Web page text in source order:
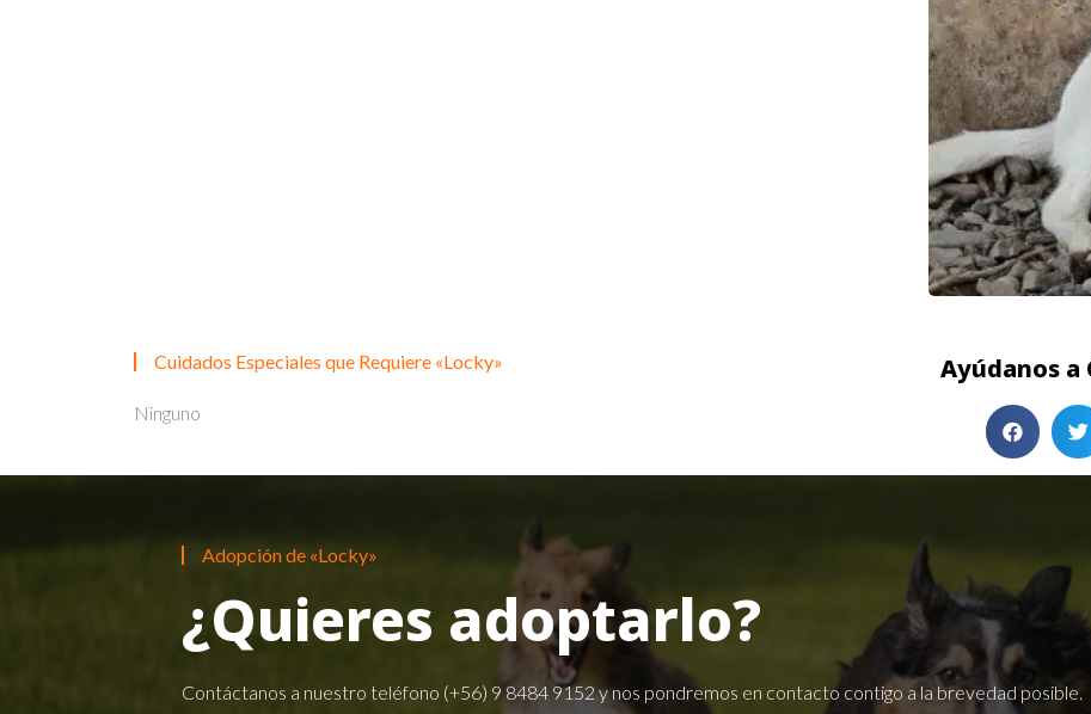
Cuidados Especiales que Requiere «Locky»
Ninguno
Ayúdanos
Adopción de «Locky»
¿Quieres adoptarlo?
Contáctanos a nuestro teléfono (+56) 9 8484 9152y nos pondremos en contacto contigo a la brevedad posible.